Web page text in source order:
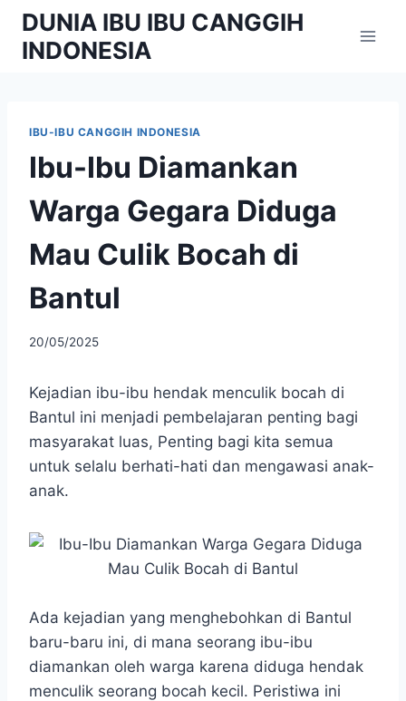
Skip
content
DUNIA IBU IBU CANGGIH
INDONESIA
IBU-IBU CANGGIH INDONESIA
Ibu-Ibu Diamankan
Warga Gegara Diduga
Mau Culik Bocah di
Bantul
By
20/05/2025
Kejadian ibu-ibu hendak menculik bocah di
Bantul ini menjadi pembelajaran penting bagi
masyarakat luas, Penting bagi kita semua
untuk selalu berhati-hati dan mengawasi anak-
anak.
Ada kejadian yang menghebohkan di Bantul
baru-baru ini, di mana seorang ibu-ibu
diamankan oleh warga karena diduga hendak
menculik seorang bocah kecil. Peristiwa ini